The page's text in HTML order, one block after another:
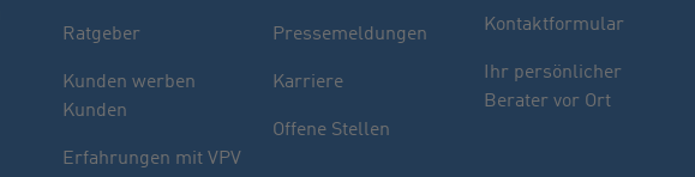
Finden Sie Ihren Berater
Sie haben noch Fragen oder möchten sich
indivuell beraten lassen.
Ratgeber
Kunden werben
Kunden
Erfahrungen mit VPV
Pressemeldungen
Karriere
Offene Stellen
Kontaktformular
Ihr persönlicher
Berater vor Ort